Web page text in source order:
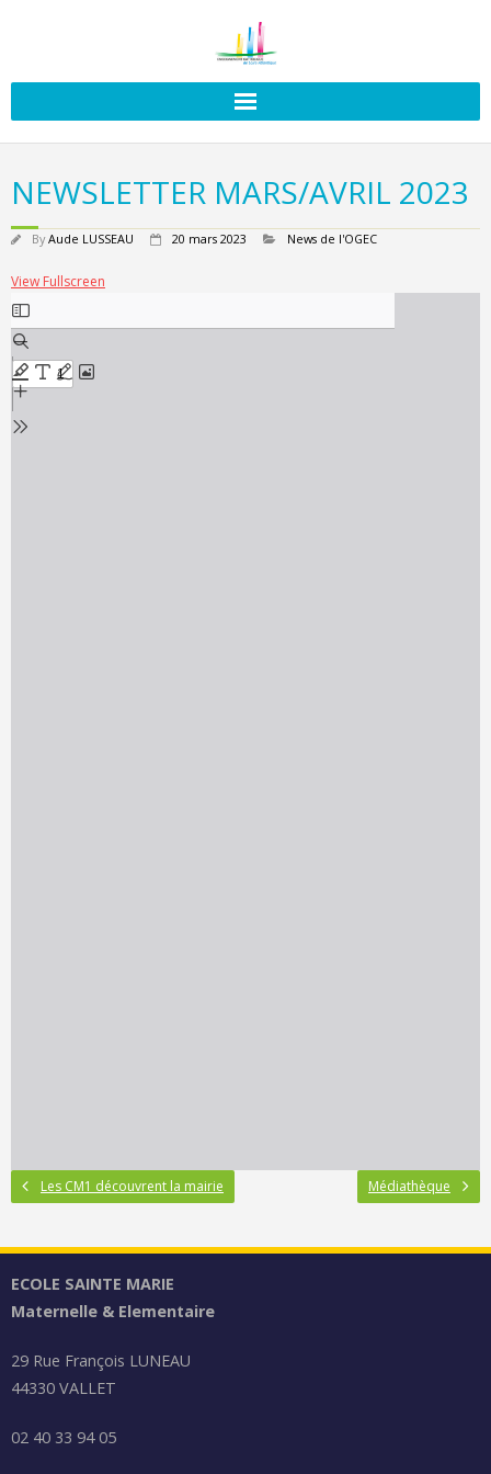
NEWSLETTER MARS/AVRIL 2023
ByAude LUSSEAU 20 mars 2023 News de l'OGEC
View Fullscreen
Aller
au
contenu
PDF
Les CM1 découvrent la mairie Médiathèque
ECOLE SAINTE MARIE
Maternelle & Elementaire
29 Rue François LUNEAU
44330 VALLET
02 40 33 94 05